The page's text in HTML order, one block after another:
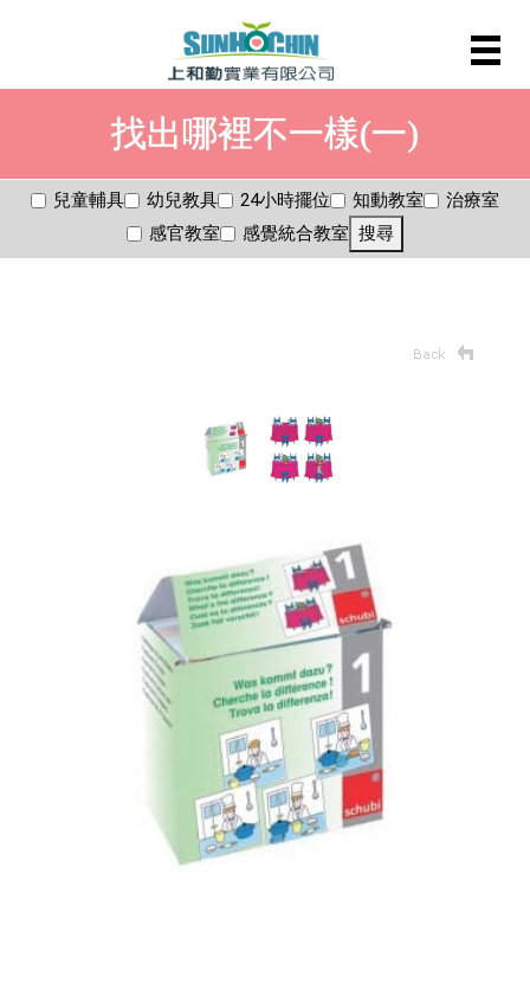
找出哪裡不一樣(一)
兒童輔具 幼兒教具 24小時擺位 知動教室
治療室
感官教室
感覺統合教室 搜尋